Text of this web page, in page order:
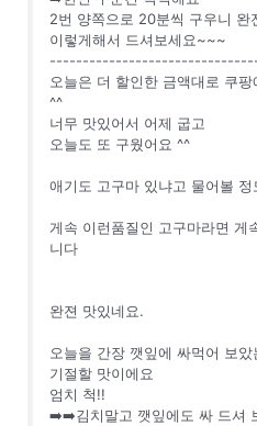
2번 양쪽으로 20분씩 구우니 완
이렇게해서 드셔보세요~~~
오늘은 더 할인한 금액대로 쿠
^^
너무 맛있어서 어제 굽고
오늘도 또 구웠어요 ^^
애기도 고구마 있냐고 물어볼 정
게속 이런품질인 고구마라면 게
니다
완젼 맛있네요.
오늘을 간장 깻잎에 싸먹어 보았
기절할 맛이에요
엄치 척!!
➡️➡️김치말고 깻잎에도 싸 드셔